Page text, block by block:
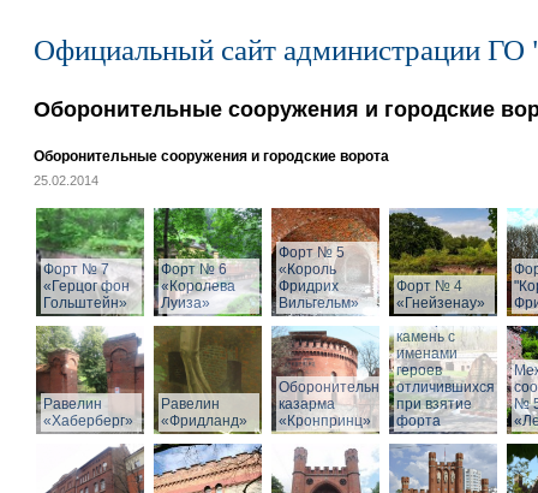
Официальный сайт администрации ГО
Оборонительные сооружения и городские
Оборонительные сооружения и городские ворота
25.02.2014
Форт № 7
«Герцог фон
Гольштейн»
Форт № 6
«Королева
Луиза»
Форт № 5
«Король
Фридрих
Вильгельм»
Форт № 4
«Гнейзенау»
Равелин
«Хаберберг»
Равелин
«Фридланд»
Оборонительная
казарма
«Кронпринц»
Мемориальный
камень с
именами
героев
отличившихся
при взятие
форта
№